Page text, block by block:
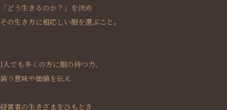
「どう生きるのか？」を決め
その生き方に相応しい服を選ぶこと。
1人でも多くの方に服の持つ力、
装う意味や価値を伝え
経営者の生きざまをひもとき